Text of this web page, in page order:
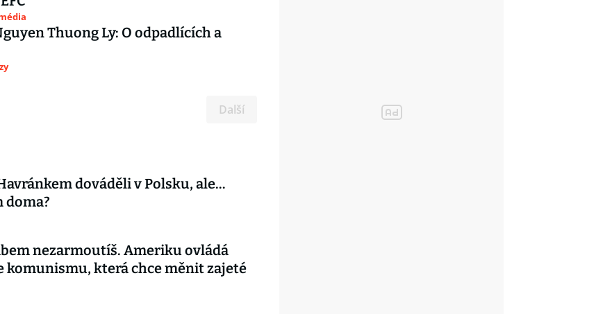
Thuong Ly: O odpadlících a
Další
dováděli v Polsku, ale…
doma?
nezarmoutíš. Ameriku ovládá
komunismu, která chce měnit zajeté